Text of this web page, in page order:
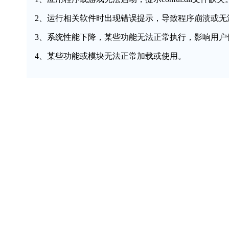
2、运行相关软件时出现错误提示，导致程序崩溃或无
3、系统性能下降，某些功能无法正常执行，影响用户
4、某些功能或模块无法正常加载或使用。